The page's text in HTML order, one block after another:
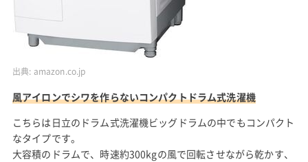
出典: amazon.co.jp
風アイロンでシワを作らないコンパクトドラム式洗濯機
こちらは日立のドラム式洗濯機ビッグドラムの中でもコンパクト
なタイプです。
大容積のドラムで、時速約300kgの風で回転させながら乾かす、